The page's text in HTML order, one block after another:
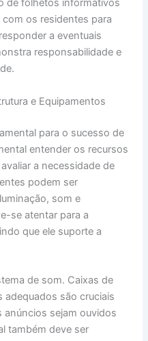
de folhetos informativos
com os residentes para
a eventuais
responsabilidade e
e Equipamentos
para o sucesso de
entender os recursos
a necessidade de
podem ser
som e
se atentar para a
que ele suporte a
de som. Caixas de
adequados são cruciais
anúncios sejam ouvidos
também deve ser